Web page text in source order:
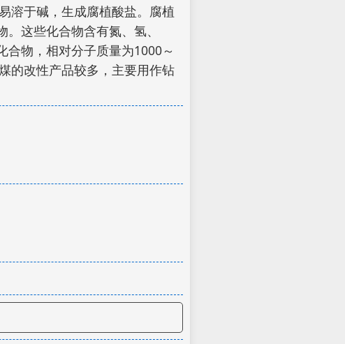
溶于碱，生成腐植酸盐。腐植
这些化合物含有氮、氢、
物，相对分子质量为1000～
的改性产品较多，主要用作钻